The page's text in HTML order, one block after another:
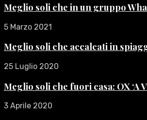
Meglio soli che in un gruppo
5 Marzo 2021
Meglio soli che accalcati in
25 Luglio 2020
Meglio soli che fuori casa: OX ‘A
3 Aprile 2020